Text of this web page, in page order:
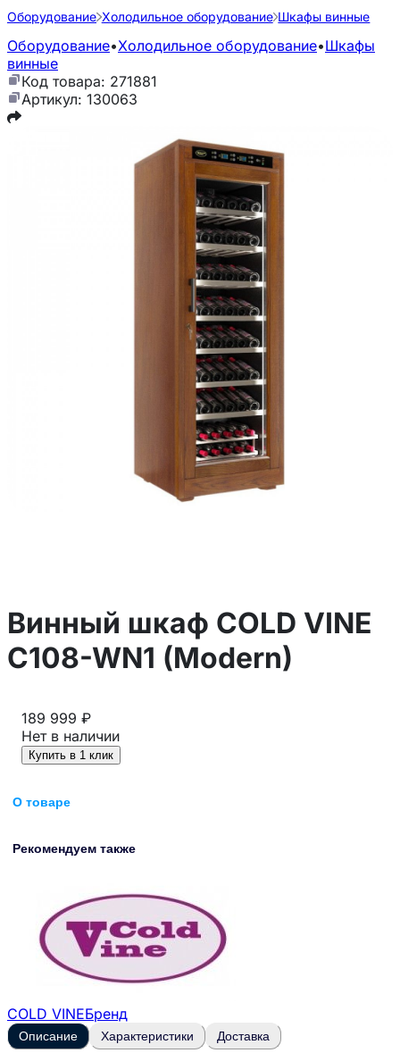
Оборудование Холодильное оборудование Шкафы винные
Оборудование•Холодильное оборудование•Шкафы
винные
Код товара: 271881
Артикул: 130063
Винный шкаф COLD VINE
C108-WN1 (Modern)
189 999 ₽
Нет в наличии
Купить в 1 клик
О товаре
Рекомендуем также
COLD VINEБренд
Описание Характеристики Доставка